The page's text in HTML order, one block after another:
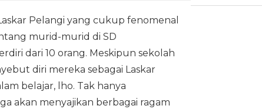
Pelangi yang cukup fenomenal
murid-murid di SD
dari 10 orang. Meskipun sekolah
diri mereka sebagai Laskar
belajar, lho. Tak hanya
akan menyajikan berbagai ragam